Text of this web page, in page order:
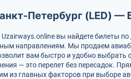
Петербург (LED) —
вы найдете билеты
направлениям. Мы продаем
вам быстро и удобно
— это перелет без пересадок.
главных факторов при выборе